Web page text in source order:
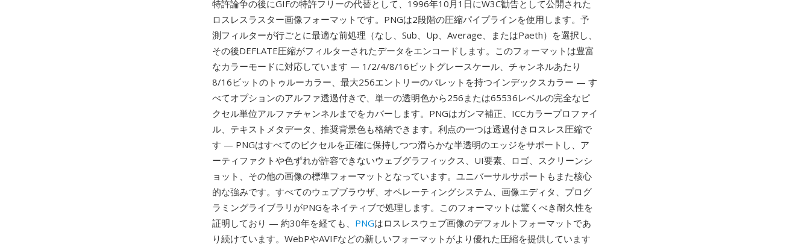
特許論争の後にGIFの特許フリーの代替として、1996年10月1日にW3C勧告として公開された
ロスレスラスター画像フォーマットです。PNGは2段階の圧縮パイプラインを使用します。予
測フィルターが行ごとに最適な前処理（なし、Sub、Up、Average、またはPaeth）を選択し、
その後DEFLATE圧縮がフィルターされたデータをエンコードします。このフォーマットは豊富
なカラーモードに対応しています — 1/2/4/8/16ビットグレースケール、チャンネルあたり
8/16ビットのトゥルーカラー、最大256エントリーのパレットを持つインデックスカラー — す
べてオプションのアルファ透過付きで、単一の透明色から256または65536レベルの完全なピ
クセル単位アルファチャンネルまでをカバーします。PNGはガンマ補正、ICCカラープロファイ
ル、テキストメタデータ、推奨背景色も格納できます。利点の一つは透過付きロスレス圧縮で
す — PNGはすべてのピクセルを正確に保持しつつ滑らかな半透明のエッジをサポートし、ア
ーティファクトや色ずれが許容できないウェブグラフィックス、UI要素、ロゴ、スクリーンシ
ョット、その他の画像の標準フォーマットとなっています。ユニバーサルサポートもまた核心
的な強みです。すべてのウェブブラウザ、オペレーティングシステム、画像エディタ、プログ
ラミングライブラリがPNGをネイティブで処理します。このフォーマットは驚くべき耐久性を
証明しており — 約30年を経ても、 PNGはロスレスウェブ画像のデフォルトフォーマットであ
り続けています。WebPやAVIFなどの新しいフォーマットがより優れた圧縮を提供しています